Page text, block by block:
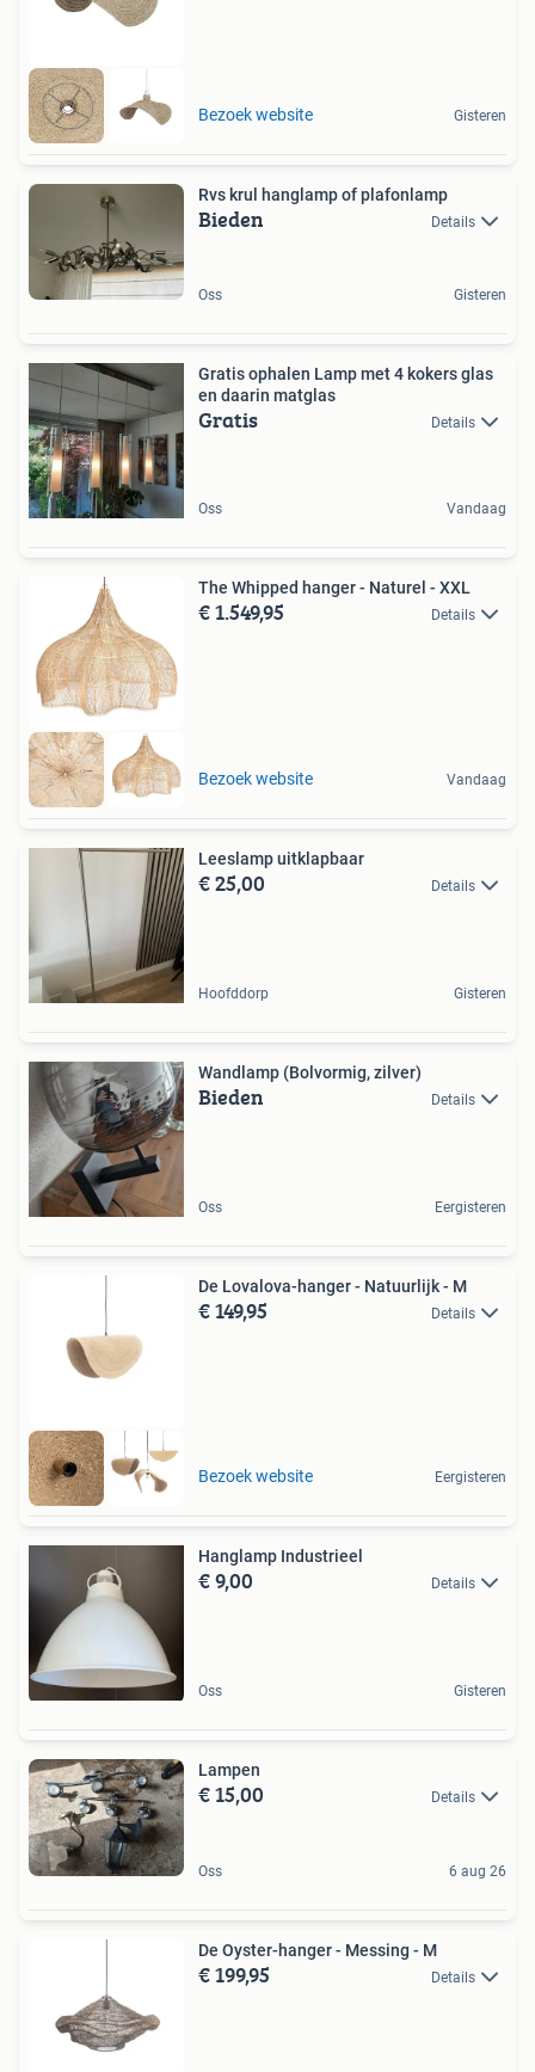
Bezoek website Gisteren
Rvs krul hanglamp of plafonlamp
Bieden Details
Oss Gisteren
Gratis ophalen Lamp met 4 kokers glas
en daarin matglas
Gratis Details
Oss Vandaag
The Whipped hanger - Naturel - XXL
€ 1.549,95 Details
Bezoek website Vandaag
Leeslamp uitklapbaar
€ 25,00 Details
Hoofddorp Gisteren
Wandlamp (Bolvormig, zilver)
Bieden Details
Oss Eergisteren
De Lovalova-hanger - Natuurlijk - M
€ 149,95 Details
Bezoek website Eergisteren
Hanglamp Industrieel
€ 9,00 Details
Oss Gisteren
Lampen
€ 15,00 Details
Oss 6 aug 26
De Oyster-hanger - Messing - M
€ 199,95 Details